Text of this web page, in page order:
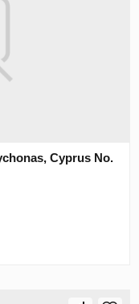
Cyprus No.